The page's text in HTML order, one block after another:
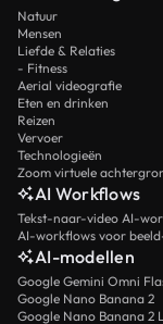
Natuur
Mensen
Liefde & Relaties
- Fitness
Aerial videografie
Eten en drinken
Reizen
Vervoer
Technologieën
Zoom virtuele
AI Workflows
Tekst-naar-video AI-
AI-workflows voor
AI-modellen
Google Gemini Omni
Google Nano Banana 2
Google Nano Banana 2